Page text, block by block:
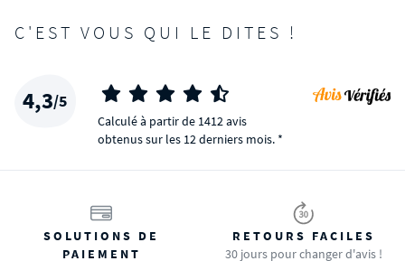
C'EST VOUS QUI LE DITES !
4,3/5
Calculé à partir de 1412 avis
obtenus sur les 12 derniers mois. *
SOLUTIONS DE
PAIEMENT
RETOURS FACILES
30 jours pour changer d'avis !